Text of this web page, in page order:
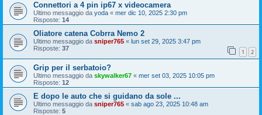
Connettori a 4 pin ip67 x videocamera
Ultimo messaggio da yoda « mer dic 10, 2025 2:30 pm
Risposte: 14
Oliatore catena Cobrra Nemo 2
Ultimo messaggio da sniper765 « lun set 29, 2025 3:47 pm
Risposte: 37 1 2
Grip per il serbatoio?
Ultimo messaggio da skywalker67 « mer set 03, 2025 10:05 pm
Risposte: 12
E dopo le auto che si guidano da sole ...
Ultimo messaggio da sniper765 « sab ago 23, 2025 10:48 am
Risposte: 5